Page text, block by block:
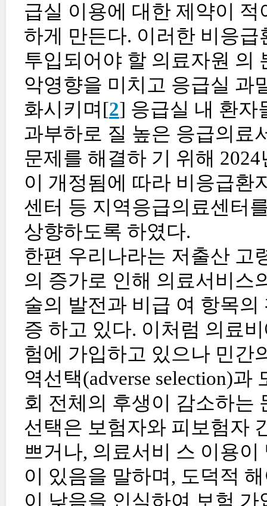
급실 이용에 대한 제약이
하게 만든다. 이러한 비응
투입되어야 할 의료자원 의
악영향을 미치고 응급실 과
화시키며[2] 응급실 내 환자
과부하로 질 높은 응급의료
문제를 해결하 기 위해
이 개정됨에 따라 비응급환
센터 등 지역응급의료센터
상향하도록 하였다.
한편 우리나라는 저출산 고
의 증가로 인해 의료서비스
술의 발전과 비급 여 항목
증 하고 있다. 이처럼 의료
험에 가입하고 있으나 민간
역선택(adverse selection)과
회 전체의 후생이 감소하는
선택은 보험자와 피보험자
쁘거나, 의료서비 스 이용
이 있음을 말하며, 도덕적
이 낮음을 인식하여 보험